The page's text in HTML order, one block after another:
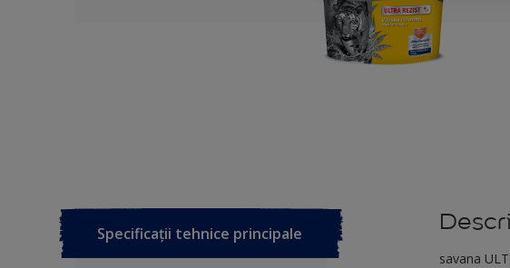
Specificații tehnice principale
savana